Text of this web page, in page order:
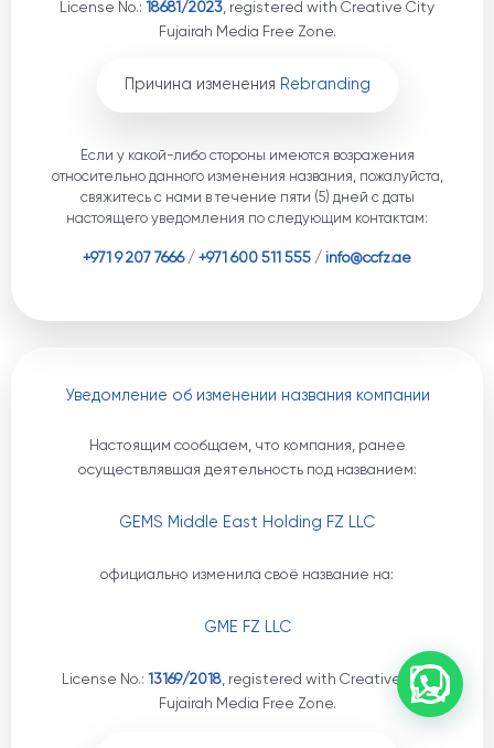
License No.: 18681/2023 , registered with Creative City
Fujairah Media Free Zone.
Причина изменения Rebranding
Если у какой-либо стороны имеются возражения
относительно данного изменения названия, пожалуйста,
свяжитесь с нами в течение пяти (5) дней с даты
настоящего уведомления по следующим контактам:
+971 9 207 7666/ +971 600 511 555 / info@ccfz.ae
Уведомление об изменении названия компании
Настоящим сообщаем, что компания, ранее
осуществлявшая деятельность под названием:
GEMS Middle East Holding FZ LLC
официально изменила своё название на:
GME FZ LLC
License No.: 13169/2018, registered with Creative City
Fujairah Media Free Zone.